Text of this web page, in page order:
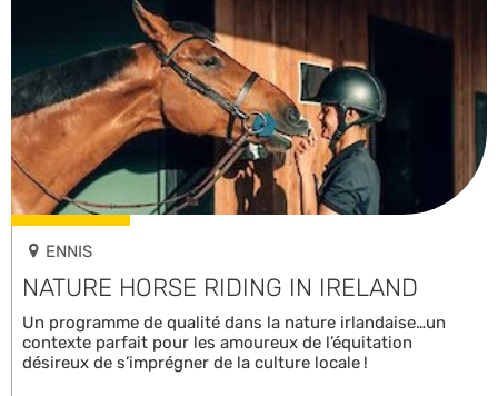
ENNIS
NATURE HORSE RIDING IN IRELAND
Un programme de qualité dans la nature irlandaise…un
contexte parfait pour les amoureux de l’équitation
désireux de s’imprégner de la culture locale !